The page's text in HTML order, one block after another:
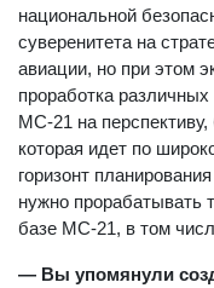
национальной
суверенитета на
авиации, но при этом
проработка
МС-21 на
которая идет по
горизонт
нужно прорабатывать
базе МС-21, в том
— Вы упомянули